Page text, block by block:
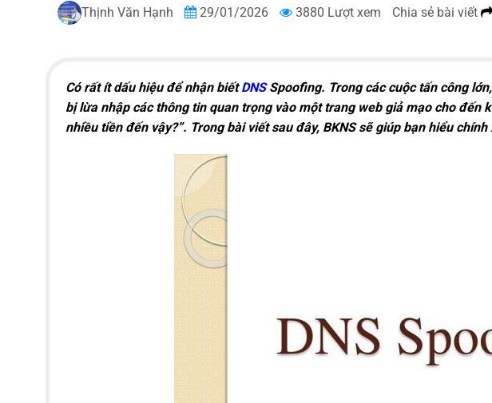
Thịnh Văn Hạnh 29/01/2026 3880 Lượt xem Chia sẻ bài viết
Có rất ít dấu hiệu để nhận biếtDNSSpoofing. Trong các cuộc tấn công
bị lừa nhập các thông tin quan trọng vào một trang web giả mạo cho đến
nhiều tiền đến vậy?”. Trong bài viết sau đây, BKNS sẽ giúp bạn hiểu chính